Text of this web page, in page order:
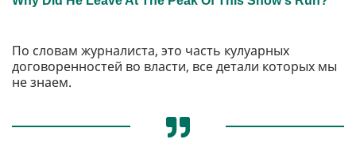
По словам журналиста, это часть кулуарных
договоренностей во власти, все детали которых мы
не знаем.